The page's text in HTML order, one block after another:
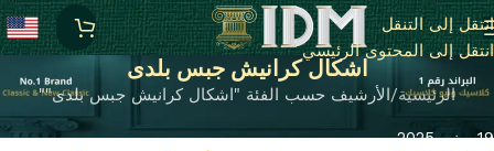
انتقل إلى التنقل
انتقل إلى المحتوى الرئيسي
اشكال كرانيش جبس بلدى
الرئيسية الأرشيف حسب الفئة "اشكال كرانيش جبس بلدى""
19 يونيو 2025